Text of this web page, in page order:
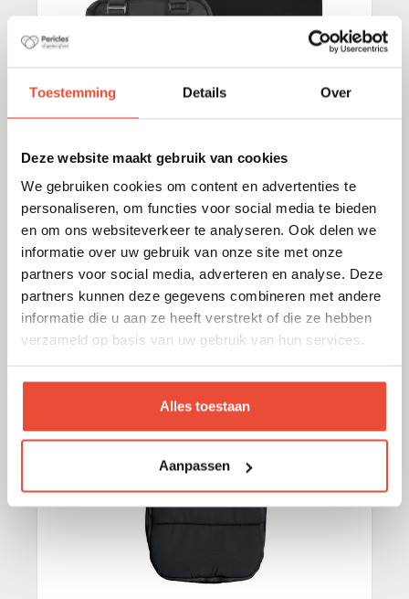
Toestemming Details Over
Deze website maakt gebruik van cookies
We gebruiken cookies om content en advertenties te
personaliseren, om functies voor social media te bieden
en om ons websiteverkeer te analyseren. Ook delen we
informatie over uw gebruik van onze site met onze
partners voor social media, adverteren en analyse. Deze
partners kunnen deze gegevens combineren met andere
informatie die u aan ze heeft verstrekt of die ze hebben
verzameld op basis van uw gebruik van hun services.
Alles toestaan
Aanpassen
BACKPACK BLACK
€ 84,95